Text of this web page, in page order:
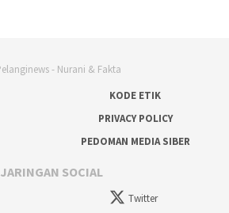
KODE ETIK
PRIVACY POLICY
PEDOMAN MEDIA SIBER
JARINGAN SOCIAL
Twitter